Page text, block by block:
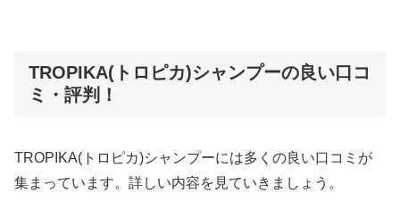
TROPIKA(トロピカ)シャンプーの良い口コ
ミ・評判！
TROPIKA(トロピカ)シャンプーには多くの良い口コミが
集まっています。詳しい内容を見ていきましょう。